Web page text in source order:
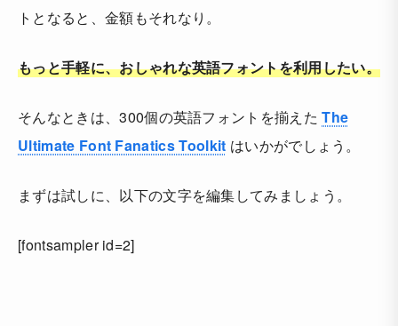
トとなると、金額もそれなり。
もっと手軽に、おしゃれな英語フォントを利用したい。
そんなときは、300個の英語フォントを揃えたThe
Ultimate Font Fanatics Toolkit はいかがでしょう。
まずは試しに、以下の文字を編集してみましょう。
[fontsampler id=2]